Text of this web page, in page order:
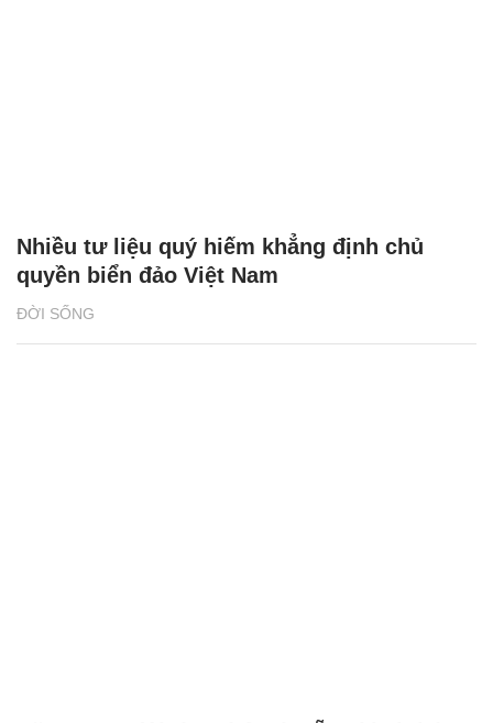
ĐỜI SỐNG
Nhiều tư liệu quý hiếm khẳng định chủ
quyền biển đảo Việt Nam